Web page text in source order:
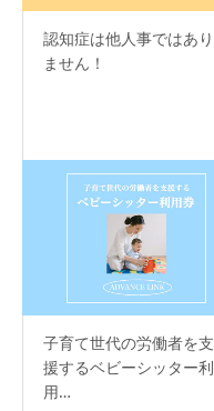
認知症は他人事ではあり
ません！
子育て世代の労働者を支
援するベビーシッター利
用…